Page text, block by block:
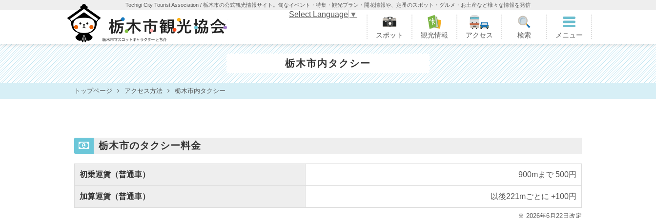
Tochigi City Tourist Association / 栃木市の公式観光情報サイト。旬なイベント・特集・観光プラン・開花情報や、定番のスポット・グルメ・お土産など様々な情報を発信
栃木市観光協会
スポット 観光情報 アクセス 検索 メニュー
Select Language ▼
栃木市内タクシー
トップページ アクセス方法 栃木市内タクシー
栃木市のタクシー料金
※ 2026年6月22日改定
初乗運賃（普通車） 900mまで 500円
加算運賃（普通車） 以後221mごとに +100円